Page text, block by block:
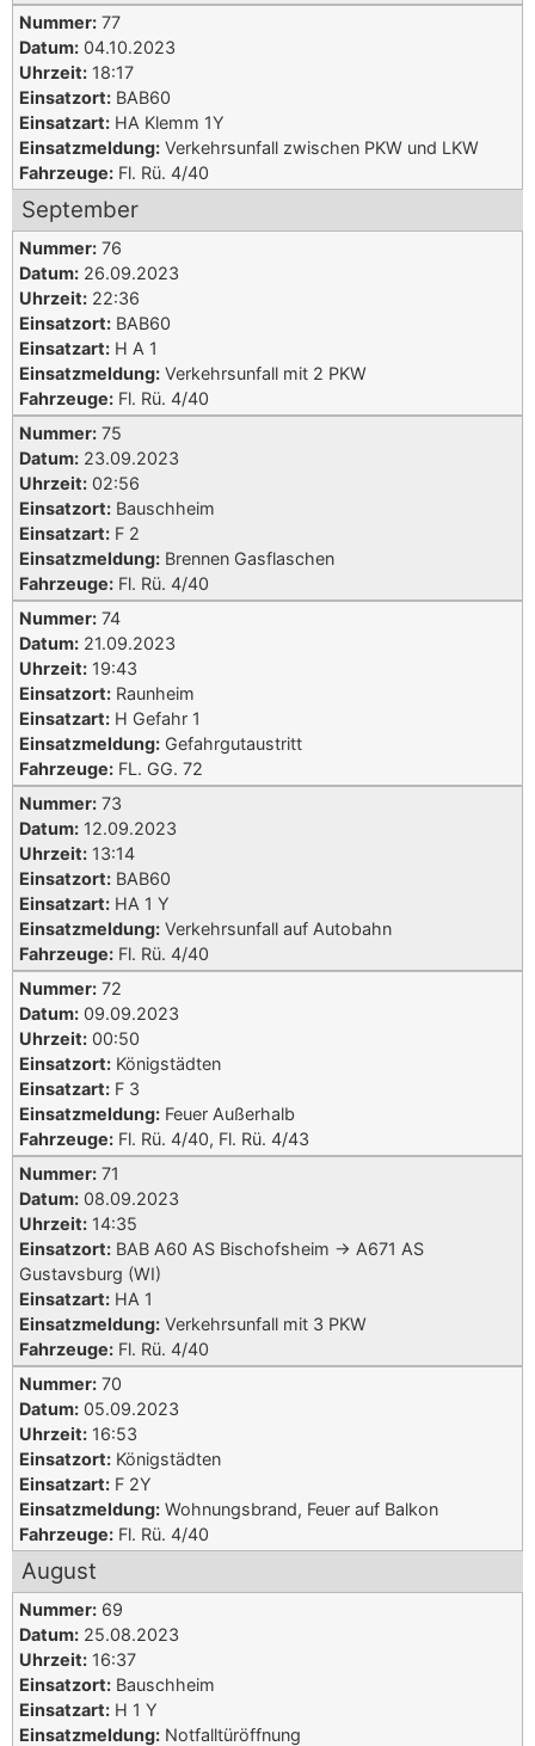
Nummer: 77
Datum: 04.10.2023
Uhrzeit: 18:17
Einsatzort: BAB60
Einsatzart: HA Klemm 1Y
Einsatzmeldung: Verkehrsunfall zwischen PKW und LKW
Fahrzeuge: Fl. Rü. 4/40
September
Nummer: 76
Datum: 26.09.2023
Uhrzeit: 22:36
Einsatzort: BAB60
Einsatzart: H A 1
Einsatzmeldung: Verkehrsunfall mit 2 PKW
Fahrzeuge: Fl. Rü. 4/40
Nummer: 75
Datum: 23.09.2023
Uhrzeit: 02:56
Einsatzort: Bauschheim
Einsatzart: F 2
Einsatzmeldung: Brennen Gasflaschen
Fahrzeuge: Fl. Rü. 4/40
Nummer: 74
Datum: 21.09.2023
Uhrzeit: 19:43
Einsatzort: Raunheim
Einsatzart: H Gefahr 1
Einsatzmeldung: Gefahrgutaustritt
Fahrzeuge: FL. GG. 72
Nummer: 73
Datum: 12.09.2023
Uhrzeit: 13:14
Einsatzort: BAB60
Einsatzart: HA 1 Y
Einsatzmeldung: Verkehrsunfall auf Autobahn
Fahrzeuge: Fl. Rü. 4/40
Nummer: 72
Datum: 09.09.2023
Uhrzeit: 00:50
Einsatzort: Königstädten
Einsatzart: F 3
Einsatzmeldung: Feuer Außerhalb
Fahrzeuge: Fl. Rü. 4/40, Fl. Rü. 4/43
Nummer: 71
Datum: 08.09.2023
Uhrzeit: 14:35
Einsatzort: BAB A60 AS Bischofsheim -> A671 AS
Gustavsburg (WI)
Einsatzart: HA 1
Einsatzmeldung: Verkehrsunfall mit 3 PKW
Fahrzeuge: Fl. Rü. 4/40
Nummer: 70
Datum: 05.09.2023
Uhrzeit: 16:53
Einsatzort: Königstädten
Einsatzart: F 2Y
Einsatzmeldung: Wohnungsbrand, Feuer auf Balkon
Fahrzeuge: Fl. Rü. 4/40
August
Nummer: 69
Datum: 25.08.2023
Uhrzeit: 16:37
Einsatzort: Bauschheim
Einsatzart: H 1 Y
Einsatzmeldung: Notfalltüröffnung